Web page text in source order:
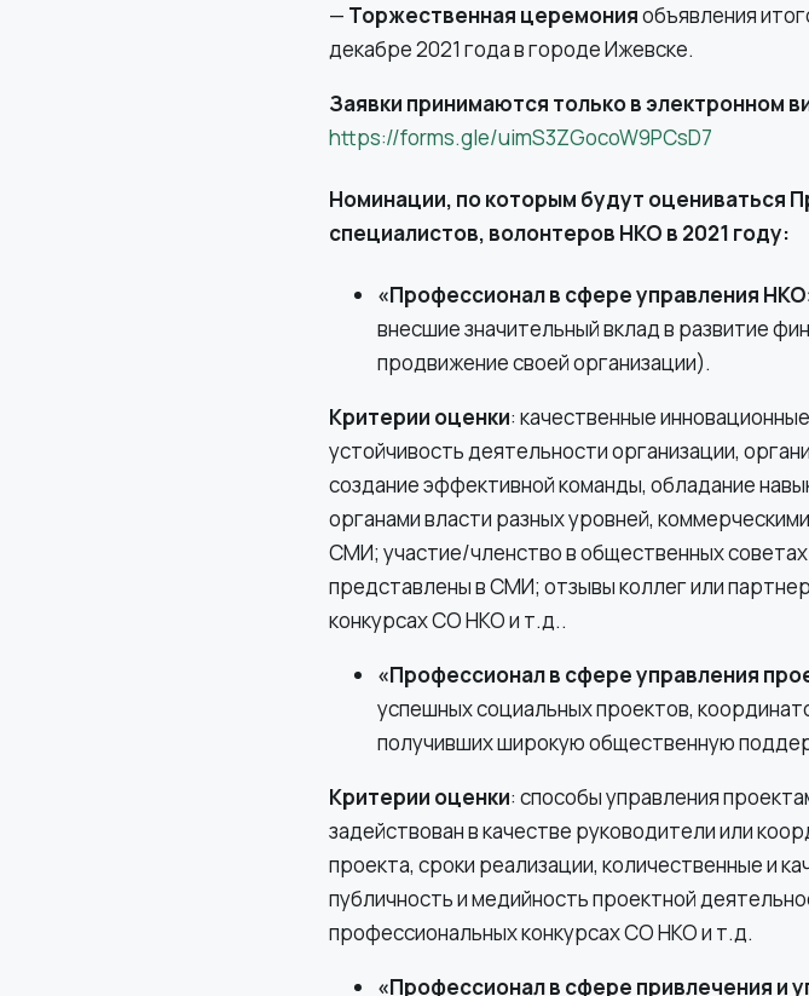
— Торжественная церемонияобъявления
декабре 2021 года в городе Ижевске.
Заявки принимаются только в электронном
https://forms.gle/uimS3ZGocoW9PCsD7
Номинации, по которым будут оцениваться
специалистов, волонтеров НКО в 2021 году:
«Профессионал в сфере управления
внесшие значительный вклад в развитие
продвижение своей организации).
Критерии оценки: качественные
устойчивость деятельности организации,
создание эффективной команды, обладание
органами власти разных уровней,
СМИ; участие/членство в общественных
представлены в СМИ; отзывы коллег или
конкурсах СО НКО и т.д..
«Профессионал в сфере управления
успешных социальных проектов,
получивших широкую общественную
Критерии оценки: способы управления
задействован в качестве руководители или
проекта, сроки реализации, количественные и
публичность и медийность проектной
профессиональных конкурсах СО НКО и т.д.
«Профессионал в сфере привлечения и